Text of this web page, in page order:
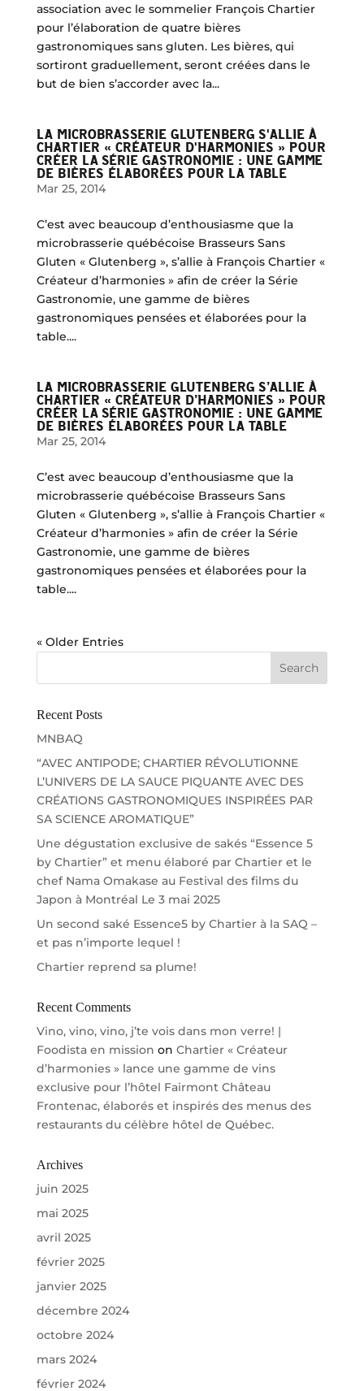
association avec le sommelier François Chartier
pour l’élaboration de quatre bières
gastronomiques sans gluten. Les bières, qui
sortiront graduellement, seront créées dans le
but de bien s’accorder avec la...
LA MICROBRASSERIE GLUTENBERG S'ALLIE À
CHARTIER « CRÉATEUR D'HARMONIES » POUR
CRÉER LA SÉRIE GASTRONOMIE : UNE GAMME
DE BIÈRES ÉLABORÉES POUR LA TABLE
Mar 25, 2014
C’est avec beaucoup d’enthousiasme que la
microbrasserie québécoise Brasseurs Sans
Gluten « Glutenberg », s’allie à François Chartier «
Créateur d’harmonies » afin de créer la Série
Gastronomie, une gamme de bières
gastronomiques pensées et élaborées pour la
table....
LA MICROBRASSERIE GLUTENBERG S’ALLIE À
CHARTIER « CRÉATEUR D’HARMONIES » POUR
CRÉER LA SÉRIE GASTRONOMIE : UNE GAMME
DE BIÈRES ÉLABORÉES POUR LA TABLE
Mar 25, 2014
C’est avec beaucoup d’enthousiasme que la
microbrasserie québécoise Brasseurs Sans
Gluten « Glutenberg », s’allie à François Chartier «
Créateur d’harmonies » afin de créer la Série
Gastronomie, une gamme de bières
gastronomiques pensées et élaborées pour la
table....
« Older Entries
Recent Posts
MNBAQ
“AVEC ANTIPODE; CHARTIER RÉVOLUTIONNE
L’UNIVERS DE LA SAUCE PIQUANTE AVEC DES
CRÉATIONS GASTRONOMIQUES INSPIRÉES PAR
SA SCIENCE AROMATIQUE”
Une dégustation exclusive de sakés “Essence 5
by Chartier” et menu élaboré par Chartier et le
chef Nama Omakase au Festival des films du
Japon à Montréal Le 3 mai 2025
Un second saké Essence5 by Chartier à la SAQ –
et pas n’importe lequel !
Chartier reprend sa plume!
Recent Comments
Vino, vino, vino, j’te vois dans mon verre! |
Foodista en mission on Chartier « Créateur
d’harmonies » lance une gamme de vins
exclusive pour l’hôtel Fairmont Château
Frontenac, élaborés et inspirés des menus des
restaurants du célèbre hôtel de Québec.
Archives
juin 2025
mai 2025
avril 2025
février 2025
janvier 2025
décembre 2024
octobre 2024
mars 2024
février 2024